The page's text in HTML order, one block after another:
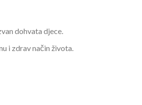
dohvata djece.
i zdrav način života.